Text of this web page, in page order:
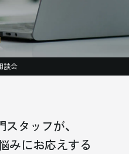
談会
タッフが、
みにお応えする